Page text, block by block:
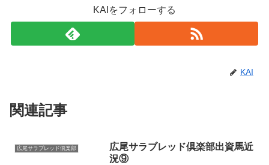
KAIをフォローする
KAI
関連記事
広尾サラブレッド倶楽部
広尾サラブレッド倶楽部出資馬近
況⑨